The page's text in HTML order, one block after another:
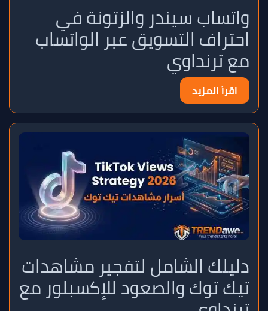
واتساب سيندر والزتونة في
احتراف التسويق عبر الواتساب
مع ترنداوي
اقرأ المزيد
دليلك الشامل لتفجير مشاهدات
تيك توك والصعود للإكسبلور مع